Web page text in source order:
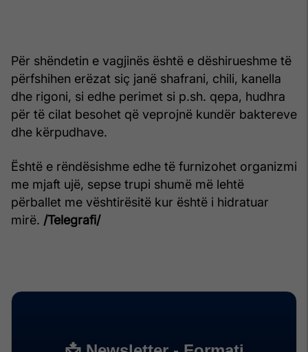
Për shëndetin e vagjinës është e dëshirueshme të
përfshihen erëzat siç janë shafrani, chili, kanella
dhe rigoni, si edhe perimet si p.sh. qepa, hudhra
për të cilat besohet që veprojnë kundër baktereve
dhe kërpudhave.
Është e rëndësishme edhe të furnizohet organizmi
me mjaft ujë, sepse trupi shumë më lehtë
përballet me vështirësitë kur është i hidratuar
mirë. /Telegrafi/